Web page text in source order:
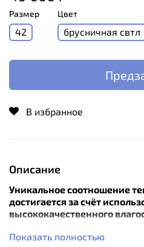
Размер
42
Цвет
брусничная свтл
В избранное
Описание
Уникальное соотношение
достигается за счёт
высококачественного
системы "теплых швов" и
материалов.
Показать полностью